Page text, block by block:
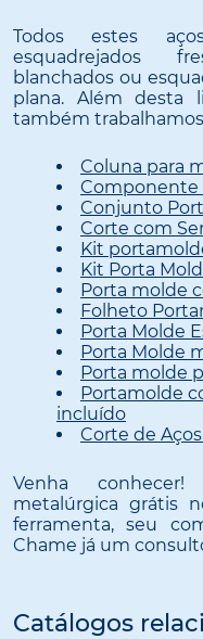
Todos estes
esquadrejados
blanchados ou
plana. Além desta
também
Coluna para
Componente
Conjunto
Corte com
Kit
Kit Porta
Porta molde
Folheto
Porta Molde
Porta Molde
Porta molde
Portamolde
incluído
Corte de
Venha
metalúrgica grátis
ferramenta, seu
Chame já um
Catálogos